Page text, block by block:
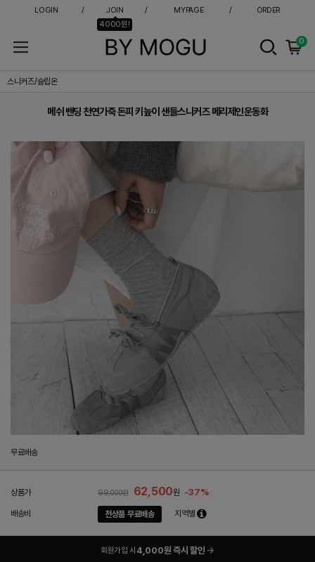
LOGIN
JOIN
4000원!
MYPAGE ORDER
0
메쉬 밴딩 천연가죽 돈피 키높이 샌들스니커즈 메리제인운동화
스니커즈/슬립온
메쉬 밴딩 천연가죽 돈피 키높이 샌들스니커즈 메리제인운동화
무료배송
상품가 99,000원 62,500원 -37%
배송비 전상품 무료배송 지역별
회원가입 시 4,000원 즉시 할인 →